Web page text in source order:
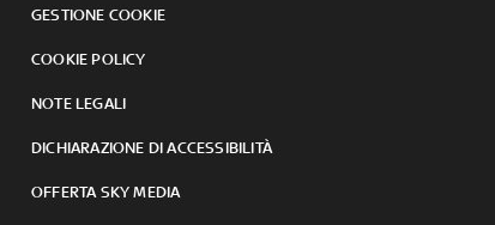
GESTIONE COOKIE
COOKIE POLICY
NOTE LEGALI
DICHIARAZIONE DI ACCESSIBILITÀ
OFFERTA SKY MEDIA